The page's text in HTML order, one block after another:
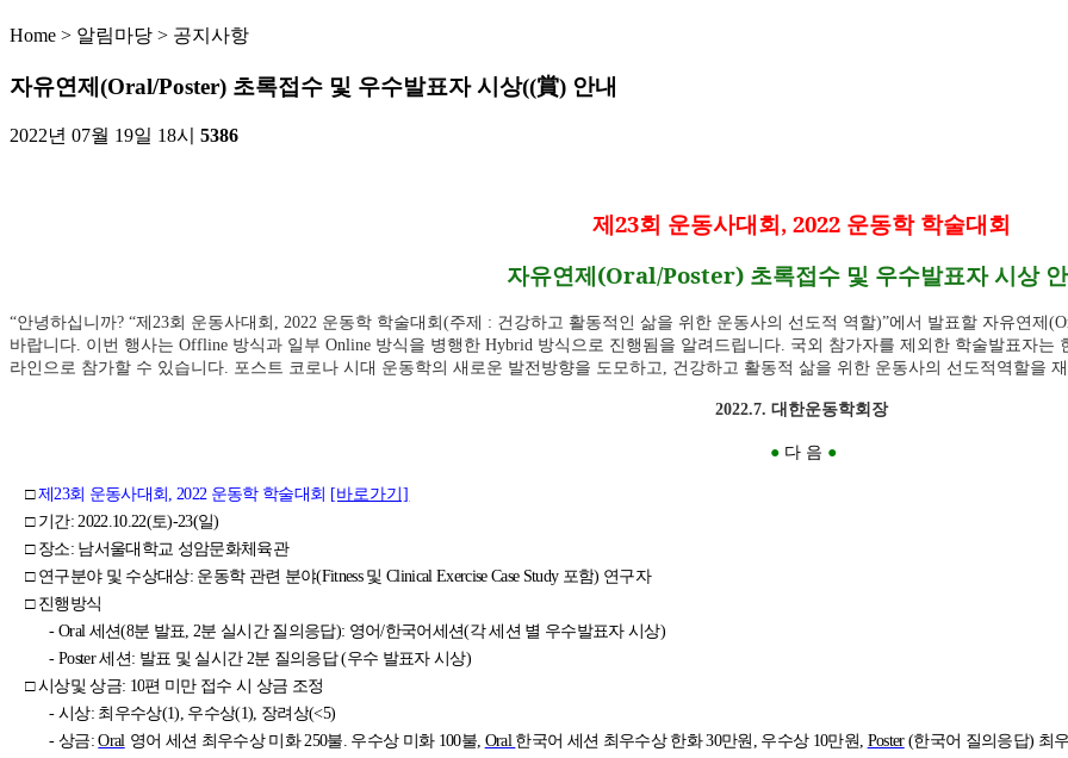
Home > 알림마당 > 공지사항
자유연제(Oral/Poster) 초록접수 및 우수발표자 시상((賞) 안내
2022년 07월 19일 18시 5386
제23회 운동사대회, 2022 운동학 학술대회
자유연제(Oral/Poster) 초록접수 및 우수발표자 시상
“안녕하십니까? “제23회 운동사대회, 2022 운동학 학술대회(주제 : 건강하고 활동적인 삶을 위한 운동사의 선도적 역할)”에서 발표할 자유연제
바랍니다. 이번 행사는 Offline 방식과 일부 Online 방식을 병행한 Hybrid 방식으로 진행됨을 알려드립니다. 국외 참가자를 제외한 학술발표자
라인으로 참가할 수 있습니다. 포스트 코로나 시대 운동학의 새로운 발전방향을 도모하고, 건강하고 활동적 삶을 위한 운동사의 선도적역할을
2022.7. 대한운동학회장
● 다 음 ●
□제23회 운동사대회, 2022 운동학 학술대회 [바로가기]
□ 기간: 2022.10.22(토)-23(일)
□ 장소: 남서울대학교 성암문화체육관
□ 연구분야 및 수상대상: 운동학 관련 분야(Fitness 및Clinical Exercise Case Study 포함) 연구자
□ 진행방식
- Oral 세션(8분 발표, 2분 실시간 질의응답): 영어/한국어세션(각 세션 별 우수발표자 시상)
- Poster세션: 발표 및 실시간 2분 질의응답(우수 발표자 시상)
□ 시상및 상금: 10편 미만 접수 시 상금 조정
- 시상: 최우수상(1), 우수상(1), 장려상(<5)
- 상금:Oral 영어 세션 최우수상 미화 250불. 우수상 미화 100불, Oral 한국어 세션 최우수상 한화 30만원, 우수상 10만원, Poster(한국어 질의응답) 최